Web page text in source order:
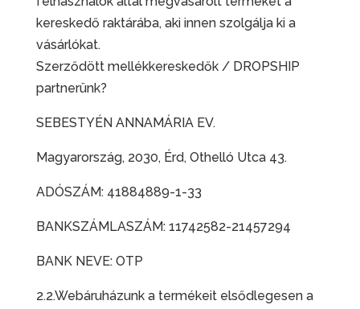
kereskedő raktárába, aki innen szolgálja ki a
vásárlókat.
Szerződött mellékkereskedők / DROPSHIP
partnerünk?
SEBESTYÉN ANNAMÁRIA EV.
Magyarország, 2030, Érd, Othelló Utca 43.
ADÓSZÁM: 41884889-1-33
BANKSZÁMLASZÁM: 11742582-21457294
BANK NEVE: OTP
2.2.Webáruházunk a termékeit elsődlegesen a